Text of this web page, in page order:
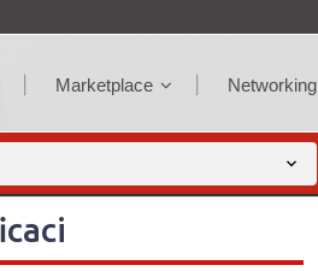
Marketplace Networking